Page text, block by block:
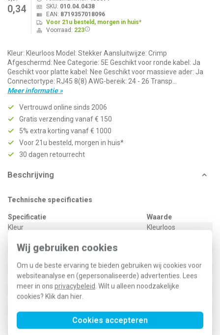
Wij gebruiken cookies
Om u de beste ervaring te bieden gebruiken wij cookies voor
websiteanalyse en (gepersonaliseerde) advertenties. Lees
meer in ons privacybeleid. Wilt u alleen noodzakelijke
cookies? Klik dan hier.
Cookies accepteren
0,34
SKU: 010.04.0438
EAN: 8719357018096
Voor 21u besteld, morgen in huis*
Voorraad: 223
Kleur: Kleurloos Model: Stekker Aansluitwijze: Crimp
Afgeschermd: Nee Categorie: 5E Geschikt voor ronde kabel: Ja
Geschikt voor platte kabel: Nee Geschikt voor massieve ader: Ja
Connectortype: RJ45 8(8) AWG-bereik: 24 - 26 Transp...
Meer informatie »
Vertrouwd online sinds 2006
Gratis verzending vanaf € 150
5% extra korting vanaf € 1000
Voor 21u besteld, morgen in huis*
30 dagen retourrecht
Beschrijving
Technische specificaties
Specificatie
Waarde
Kleur
Kleurloos
Aansluitwijze
Categorie
5E
Geschikt voor ronde kabel
Ja
Geschikt voor platte kabel
Nee
Geschikt voor massieve ader
Connectortype
RJ45 8(8)
24 - 26
Transparant
Ja